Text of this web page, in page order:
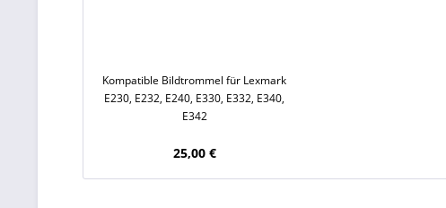
Kompatible Bildtrommel für Lexmark
E230, E232, E240, E330, E332, E340,
E342
25,00 €